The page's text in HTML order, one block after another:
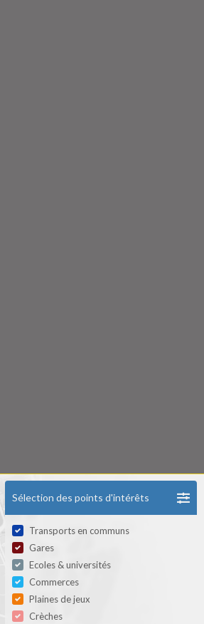
Sélection des points d'intérêts
Transports en communs
Gares
Ecoles & universités
Commerces
Plaines de jeux
Crèches